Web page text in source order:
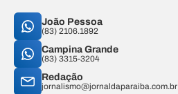
João Pessoa
(83) 2106.1892
Campina Grande
(83) 3315-3204
Redação
jornalismo@jornaldaparaiba.com.br